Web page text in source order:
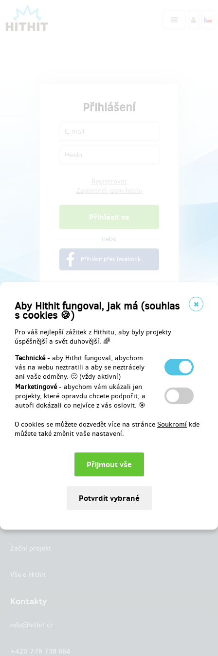
Aby Hithit fungoval, jak má (souhlas
s cookies 🍪)
Pro váš nejlepší zážitek z Hithitu, aby byly projekty
úspěšnější a svět duhovější. 🌈
Technické- aby Hithit fungoval, abychom
vás na webu neztratili a aby se neztrácely
ani vaše odměny. 🙂 (vždy aktivní)
Marketingové- abychom vám ukázali jen
projekty, které opravdu chcete podpořit, a
autoři dokázali co nejvíce z vás oslovit. 🎯
O cookies se můžete dozvedět více na stránce Soukromí kde
můžete také změnit vaše nastavení.
Přihlášení
nebo
Přihlásit přes facebook
Najdete nás na
Začni projekt
Vše o Hithit
Kontakty
info@hithit.cz
+420 778 738 664